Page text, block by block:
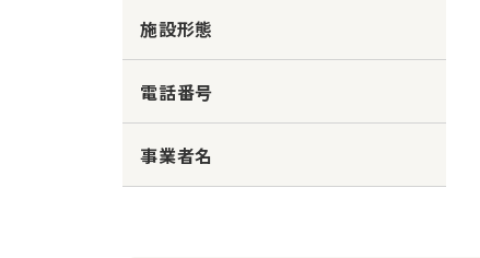
施設形態
電話番号
事業者名